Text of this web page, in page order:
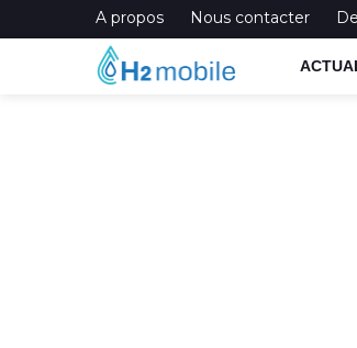
A propos Nous contacter